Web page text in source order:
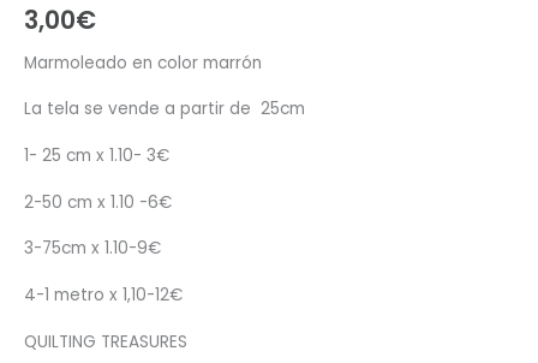
3,00€
Marmoleado en color marrón
La tela se vende a partir de 25cm
1- 25 cm x 1.10- 3€
2-50 cm x 1.10 -6€
3-75cm x 1.10-9€
4-1 metro x 1,10-12€
QUILTING TREASURES